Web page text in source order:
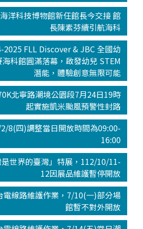
海洋科技博物館新任館長今交接 館
長陳素芬續引航海科
2025 FLL Discover & JBC 全國幼
科館圓滿落幕，啟發幼兒 STEM
潛能，體驗創意無限可能
北寧路潮境公園段7月24日19時
起實施凱米颱風預警性封路
2/8(四)調整當日開放時間為09:00-
16:00
是世界的臺灣」特展，112/10/11-
12因展品維護暫停開放
電線路維護作業，7/10(一)部分場
館暫不對外開放